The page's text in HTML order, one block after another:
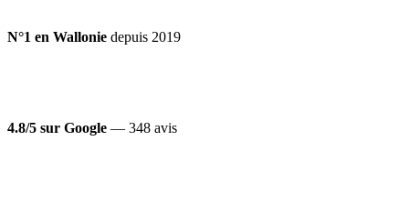
N°1 en Wallonie depuis 2019
4.8/5 sur Google — 348 avis